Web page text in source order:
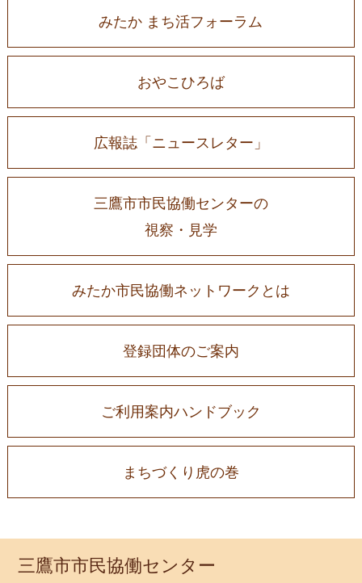
みたか まち活フォーラム
おやこひろば
広報誌「ニュースレター」
三鷹市市民協働センターの
視察・見学
みたか市民協働ネットワークとは
登録団体のご案内
ご利用案内ハンドブック
まちづくり虎の巻
三鷹市市民協働センター